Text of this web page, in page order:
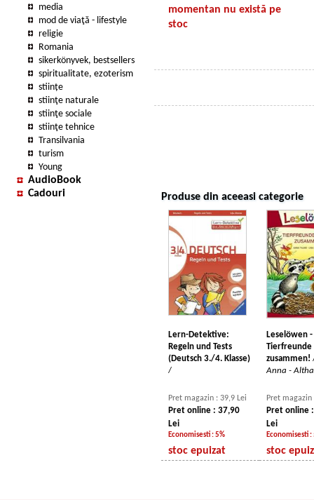
media
mod de viaţă - lifestyle
religie
Romania
sikerkönyvek, bestsellers
spiritualitate, ezoterism
stiințe
stiinţe naturale
stiinţe sociale
stiinţe tehnice
Transilvania
turism
Young
AudioBook
Cadouri
momentan nu există pe
stoc
Produse din aceeasi categorie
Lern-Detektive:
Regeln und Tests
(Deutsch 3./4. Klasse)
/
Leselöwen -
Tierfreunde
zusammen!
Anna -
Pret magazin : 39,9 Lei
Pret online : 37,90
Lei
Economisesti : 5%
Pret magazin
Pret online
Lei
Economisesti :
stoc epuizat stoc